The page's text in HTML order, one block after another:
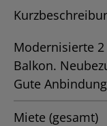
Modernisierte
Balkon.
Gute
Miete (gesamt)